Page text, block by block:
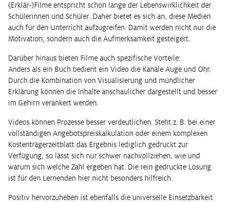
(Erklär-)Filme entspricht schon lange der Lebenswirklichkeit der
Schülerinnen und Schüler. Daher bietet es sich an, diese Medien
auch für den Unterricht aufzugreifen. Damit werden nicht nur die
Motivation, sondern auch die Aufmerksamkeit gesteigert.
Darüber hinaus bieten Filme auch spezifische Vorteile:
Anders als ein Buch bedient ein Video die Kanäle Auge und Ohr.
Durch die Kombination von Visualisierung und mündlicher
Erklärung können die Inhalte anschaulicher dargestellt und besser
im Gehirn verankert werden.
Videos können Prozesse besser verdeutlichen. Steht z. B. bei einer
vollständigen Angebotspreiskalkulation oder einem komplexen
Kostenträgerzeitblatt das Ergebnis lediglich gedruckt zur
Verfügung, so lässt sich nur schwer nachvollziehen, wie und
warum sich welche Zahl ergeben hat. Die rein gedruckte Lösung
ist für den Lernenden hier nicht besonders hilfreich.
Positiv hervorzuheben ist ebenfalls die universelle Einsetzbarkeit